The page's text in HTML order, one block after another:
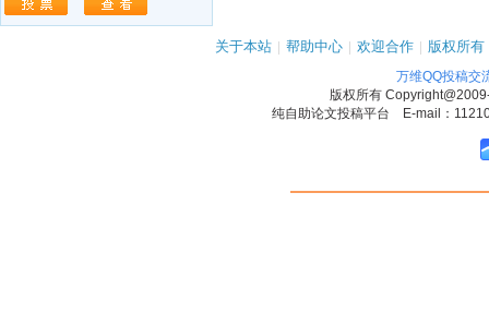
关于本站 | 帮助中心 | 欢迎合作 | 版权所有
万维QQ投稿交
版权所有
纯自助论文投稿平台 E-mail：